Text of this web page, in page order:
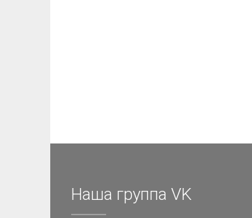
Наша группа VK